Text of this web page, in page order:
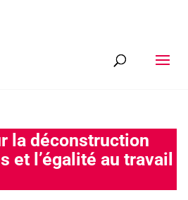
la déconstruction
et l’égalité au travail